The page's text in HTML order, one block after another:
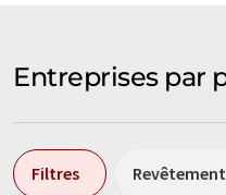
Entreprises par
Filtres